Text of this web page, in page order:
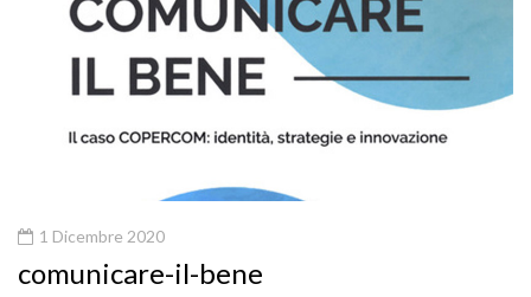
1 Dicembre 2020
comunicare-il-bene